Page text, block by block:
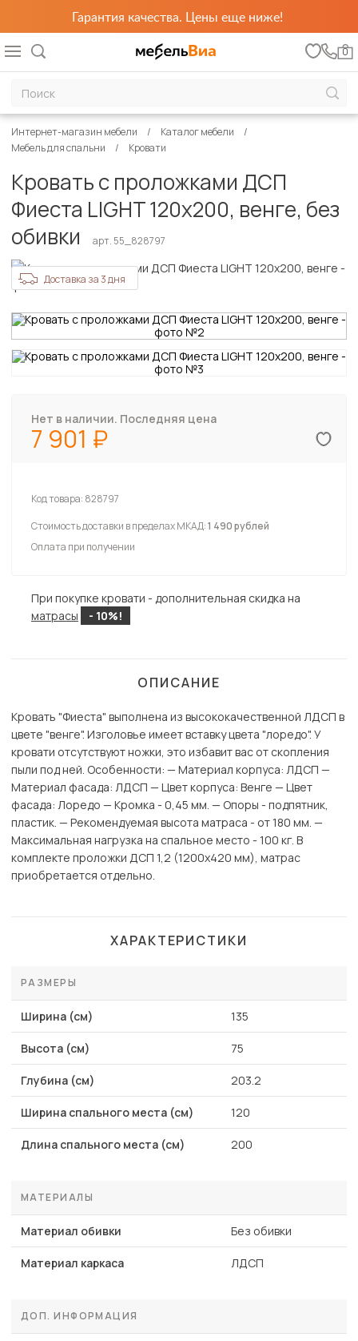
Гарантия качества. Цены еще ниже!
0
Интернет-магазин мебели
Каталог мебели
Мебель для спальни
Кровати
Кровать с проложками ДСП
Фиеста LIGHT 120х200, венге, без
обивки
арт. 55_828797
Доставка за 3 дня
Нет в наличии. Последняя цена
7 901
Код товара: 828797
Стоимость доставки в пределах МКАД:1 490 рублей
Оплата при получении
При покупке кровати - дополнительная скидка на
матрасы
- 10%!
ОПИСАНИЕ
Кровать "Фиеста" выполнена из высококачественной ЛДСП в
цвете "венге". Изголовье имеет вставку цвета "лоредо". У
кровати отсутствуют ножки, это избавит вас от скопления
пыли под ней. Особенности: — Материал корпуса: ЛДСП —
Материал фасада: ЛДСП — Цвет корпуса: Венге — Цвет
фасада: Лоредо — Кромка - 0,45 мм. — Опоры - подпятник,
пластик. — Рекомендуемая высота матраса - от 180 мм. —
Максимальная нагрузка на спальное место - 100 кг. В
комплекте проложки ДСП 1,2 (1200x420 мм), матрас
приобретается отдельно.
ХАРАКТЕРИСТИКИ
РАЗМЕРЫ
Ширина (см) 135
Высота (см) 75
Глубина (см) 203.2
Ширина спального места (см) 120
Длина спального места (см) 200
МАТЕРИАЛЫ
Материал обивки Без обивки
Материал каркаса ЛДСП
ДОП. ИНФОРМАЦИЯ